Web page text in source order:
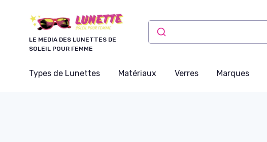
LE MEDIA DES LUNETTES DE
SOLEIL POUR FEMME
Types de Lunettes Matériaux Verres Marques